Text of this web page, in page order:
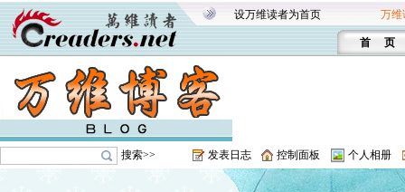
设万维读者为首页 万维
首 页
搜索>> 发表日志 控制面板 个人相册